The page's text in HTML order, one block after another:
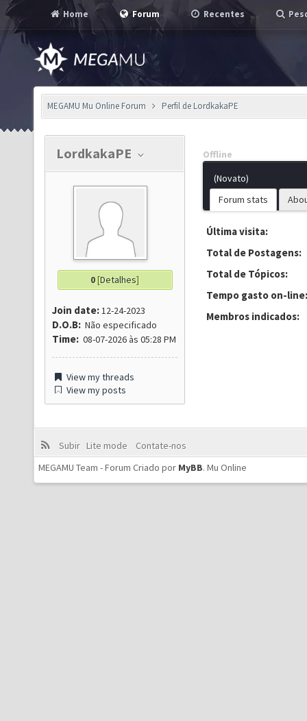
Home Forum Recentes
MEGAMU Mu Online Forum Perfil de LordkakaPE
LordkakaPE
0[Detalhes]
Join date:12-24-2023
D.O.B: Não especificado
Time: 08-07-2026 às 05:28 PM
View my threads
View my posts
Offline
(Novato)
Forum stats
Última visita:
Total de Postagens:
Total de Tópicos:
Tempo gasto on-line:
Membros indicados:
Subir Lite mode
Contate-nos
MEGAMU Team - Forum Criado por MyBB. Mu Online